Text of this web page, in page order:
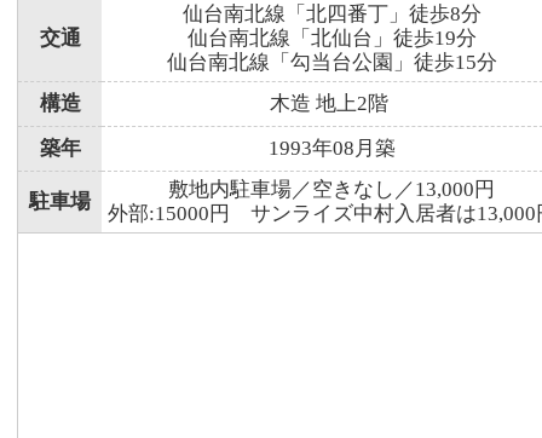
交通
仙台南北線「北四番丁」徒歩8分
仙台南北線「北仙台」徒歩19分
仙台南北線「勾当台公園」徒歩15分
構造
木造 地上2階
築年
1993年08月築
駐車場
敷地内駐車場／空きなし／13,000円
外部:15000円 サンライズ中村入居者は13,000